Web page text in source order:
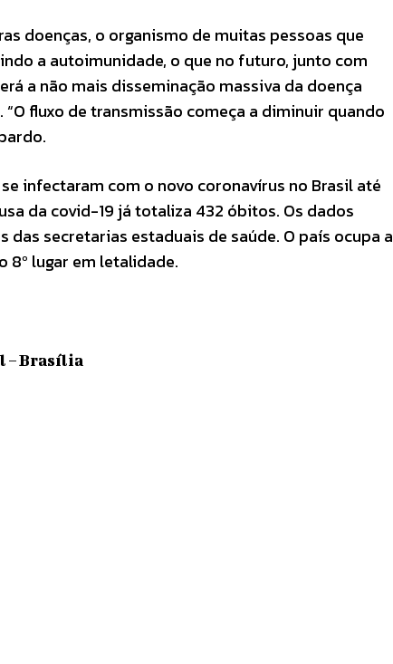
doenças, o organismo de muitas pessoas que
a autoimunidade, o que no futuro, junto com
a não mais disseminação massiva da doença
fluxo de transmissão começa a diminuir quando
infectaram com o novo coronavírus no Brasil até
da covid-19 já totaliza 432 óbitos. Os dados
secretarias estaduais de saúde. O país ocupa a
8º lugar em letalidade.
– Brasília